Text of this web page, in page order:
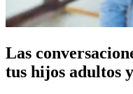
Las
tus hijos adultos